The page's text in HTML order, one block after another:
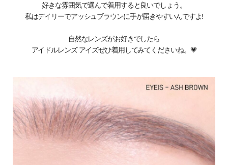
好きな雰囲気で選んで着用すると良いでしょう。
私はデイリーでアッシュブラウンに手が届きやすいんですよ!
自然なレンズがお好きでしたら
アイドルレンズ アイズぜひ着用してみてくださいね。💗